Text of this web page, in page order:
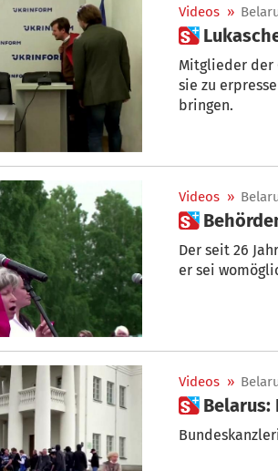
Videos »

Mitglieder der
sie zu
bringen.
Videos »

Der seit 26
er sei
Videos »
